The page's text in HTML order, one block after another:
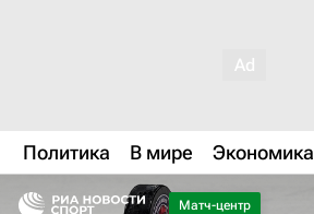
Политика В мире Экономика
Матч-центр